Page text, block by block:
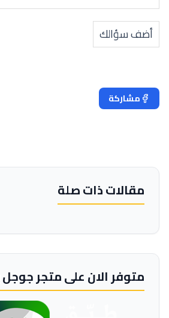
أضف سؤالك
مشاركة
مقالات ذات صلة
متوفر الان على متجر جوجل